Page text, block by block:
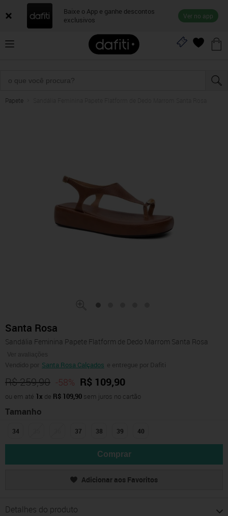
Baixe o App e ganhe descontos
exclusivos
Ver no app
Papete
Santa Rosa
Sandália Feminina Papete Flatform de Dedo Marrom Santa Rosa
Ver avaliações
Vendido por Santa Rosa Calçados e entregue por Dafiti
R$ 259,90 -58% R$ 109,90
ou em até 1x de R$ 109,90 sem juros no cartão
Tamanho
34 37 38 39 40
Comprar
Adicionar aos Favoritos
Detalhes do produto